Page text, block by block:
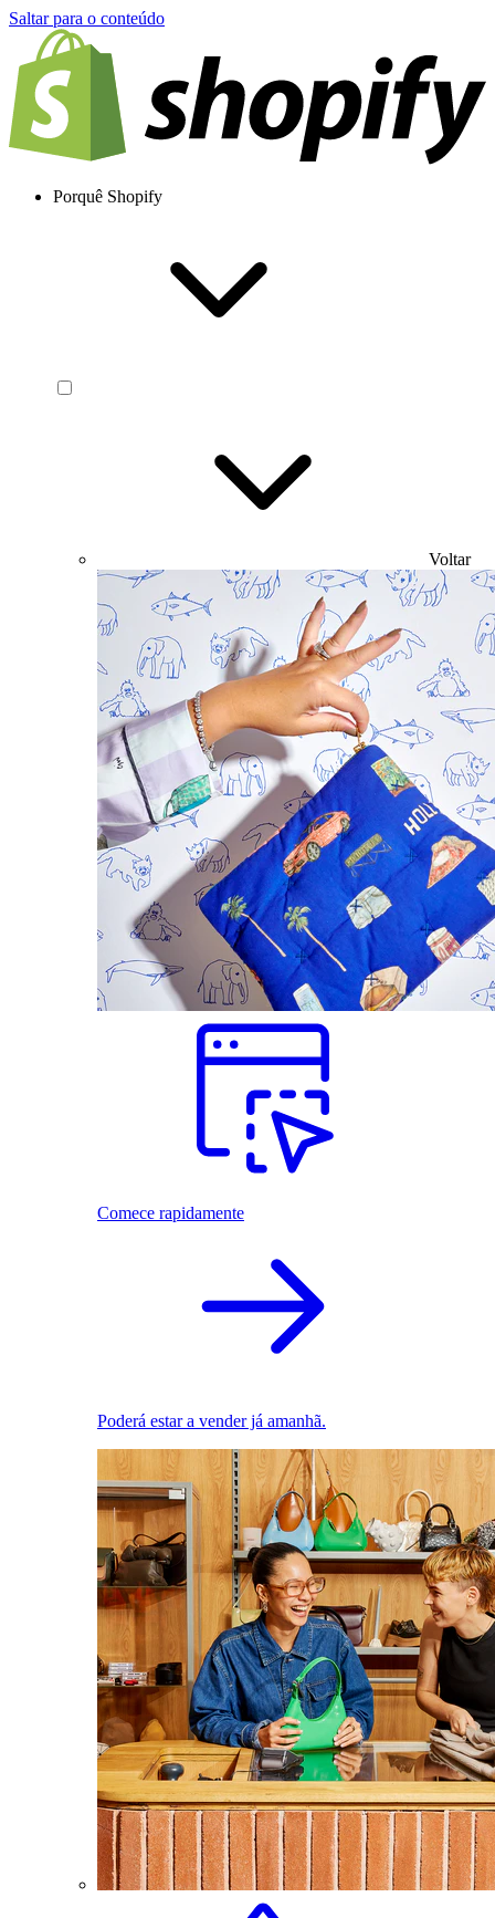
Saltar para o conteúdo
Porquê Shopify
Voltar
Comece rapidamente
Poderá estar a vender já amanhã.